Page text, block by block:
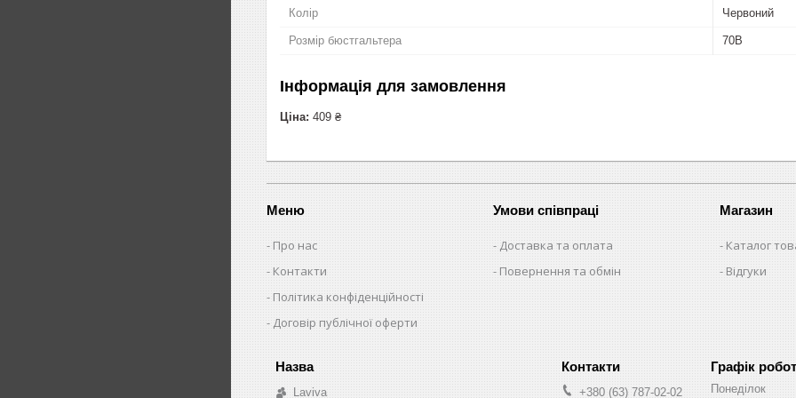
Колір Червоний
Розмір бюстгальтера 70B
Інформація для замовлення
Ціна: 409 ₴
Меню
Про нас
Контакти
Політика конфіденційності
Договір публічної оферти
Умови співпраці
Доставка та оплата
Повернення та обмін
Магазин
Каталог
Відгуки
Laviva +380 (63) 787-02-02
Графік
Понеділок